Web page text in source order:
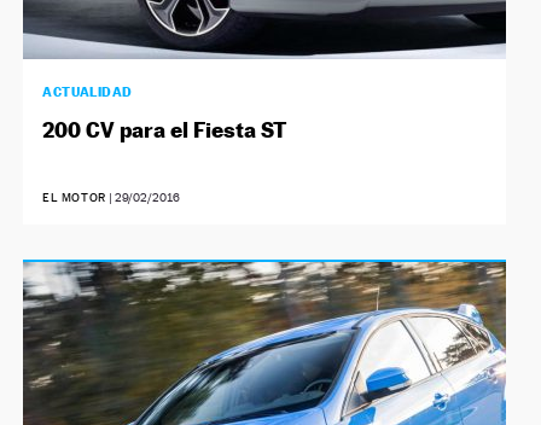
ACTUALIDAD
200 CV para el Fiesta ST
EL MOTOR | 29/02/2016